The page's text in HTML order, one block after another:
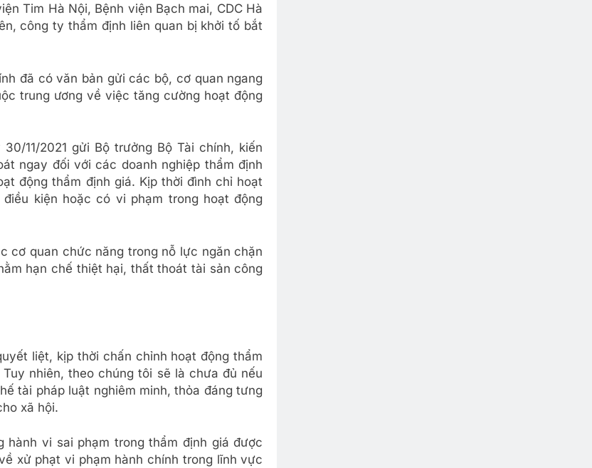
Tim Hà Nội, Bệnh viện Bạch mai, CDC Hà
công ty thẩm định liên quan bị khởi tố bắt
đã có văn bản gửi các bộ, cơ quan ngang
trung ương về việc tăng cường hoạt động
11/2021 gửi Bộ trưởng Bộ Tài chính, kiến
ngay đối với các doanh nghiệp thẩm định
động thẩm định giá. Kịp thời đình chỉ hoạt
kiện hoặc có vi phạm trong hoạt động
cơ quan chức năng trong nỗ lực ngăn chặn
hạn chế thiệt hại, thất thoát tài sản công
liệt, kịp thời chấn chỉnh hoạt động thẩm
nhiên, theo chúng tôi sẽ là chưa đủ nếu
tài pháp luật nghiêm minh, thỏa đáng tưng
xã hội.
vi sai phạm trong thẩm định giá được
xử phạt vi phạm hành chính trong lĩnh vực